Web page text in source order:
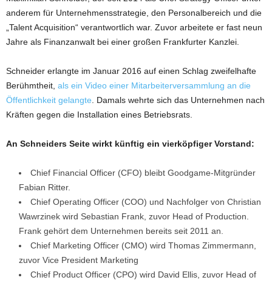
anderem für Unternehmensstrategie, den Personalbereich und die
„Talent Acquisition“ verantwortlich war. Zuvor arbeitete er fast neun
Jahre als Finanzanwalt bei einer großen Frankfurter Kanzlei.
Schneider erlangte im Januar 2016 auf einen Schlag zweifelhafte
Berühmtheit, als ein Video einer Mitarbeiterversammlung an die
Öffentlichkeit gelangte . Damals wehrte sich das Unternehmen nach
Kräften gegen die Installation eines Betriebsrats.
An Schneiders Seite wirkt künftig ein vierköpfiger Vorstand:
Chief Financial Officer (CFO) bleibt Goodgame-Mitgründer
Fabian Ritter.
Chief Operating Officer (COO) und Nachfolger von Christian
Wawrzinek wird Sebastian Frank, zuvor Head of Production.
Frank gehört dem Unternehmen bereits seit 2011 an.
Chief Marketing Officer (CMO) wird Thomas Zimmermann,
zuvor Vice President Marketing
Chief Product Officer (CPO) wird David Ellis, zuvor Head of